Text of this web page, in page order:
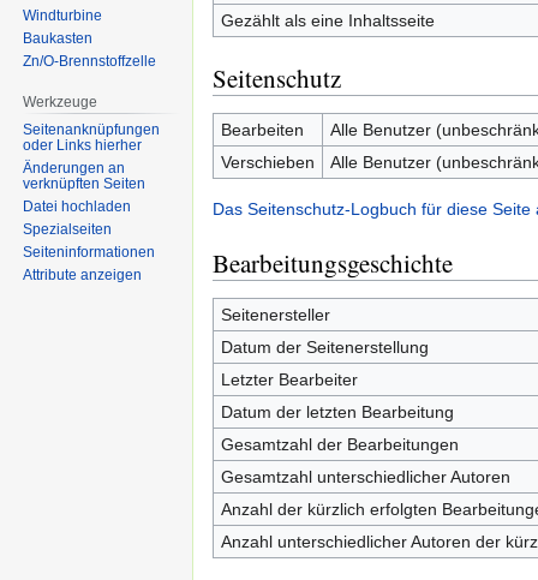
Gezählt als eine Inhaltsseite
Seitenschutz
Bearbeiten
Alle Benutzer
Verschieben
Alle Benutzer
Das Seitenschutz-Logbuch für diese Seite
Bearbeitungsgeschichte
Seitenersteller
Datum der Seitenerstellung
Letzter Bearbeiter
Datum der letzten Bearbeitung
Gesamtzahl der Bearbeitungen
Gesamtzahl unterschiedlicher Autoren
Anzahl der kürzlich erfolgten
Anzahl unterschiedlicher Autoren der
Windturbine
Baukasten
Zn/O-Brennstoffzelle
Werkzeuge
Seitenanknüpfungen
oder Links hierher
Änderungen an
verknüpften Seiten
Datei hochladen
Spezialseiten
Seiten­informationen
Attribute anzeigen